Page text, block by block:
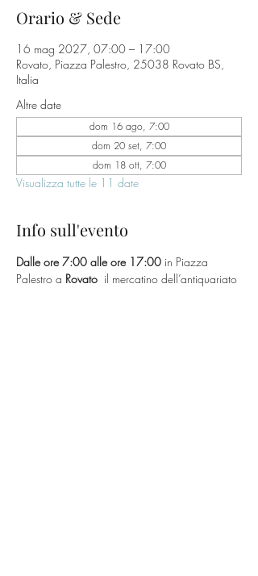
Orario & Sede
16 mag 2027, 07:00 – 17:00
Rovato, Piazza Palestro, 25038 Rovato BS,
Italia
Altre date
dom 16 ago, 7:00
dom 20 set, 7:00
dom 18 ott, 7:00
Visualizza tutte le 11 date
Info sull'evento
Dalle ore 7:00 alle ore 17:00 in Piazza
Palestro a Rovato
  il mercatino dell’antiquariato